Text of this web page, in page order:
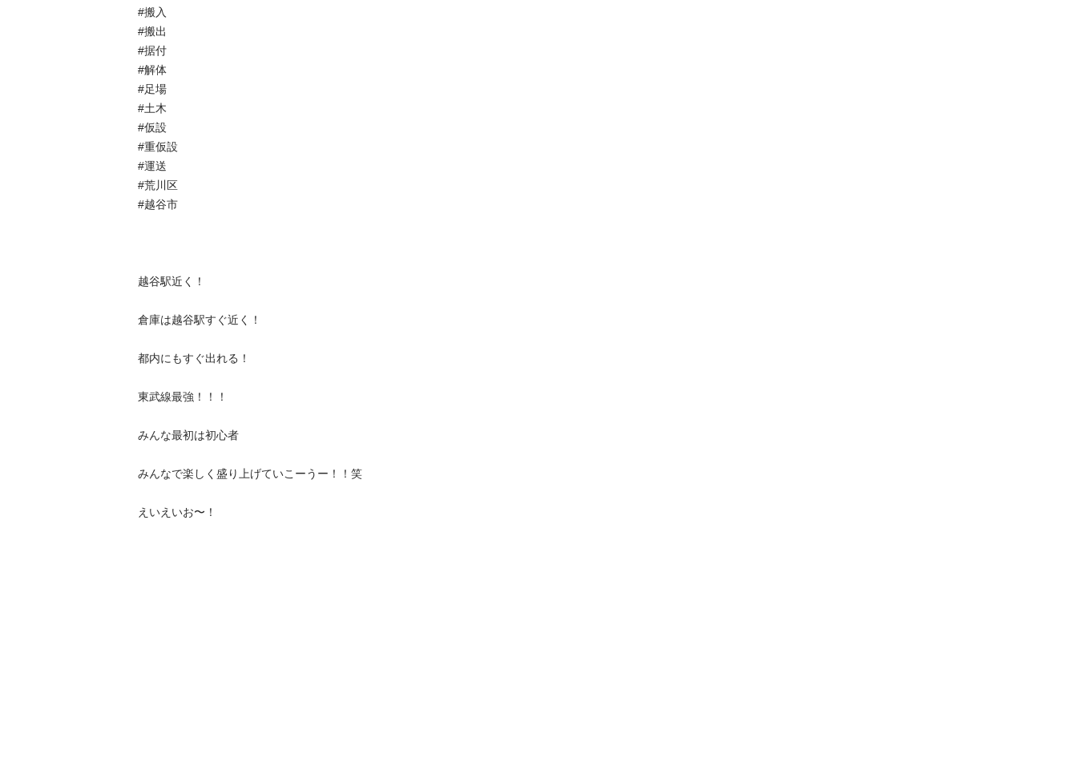
#搬入
#搬出
#据付
#解体
#足場
#土木
#仮設
#重仮設
#運送
#荒川区
#越谷市
越谷駅近く！
倉庫は越谷駅すぐ近く！
都内にもすぐ出れる！
東武線最強！！！
みんな最初は初心者
みんなで楽しく盛り上げていこーうー！！笑
えいえいお〜！